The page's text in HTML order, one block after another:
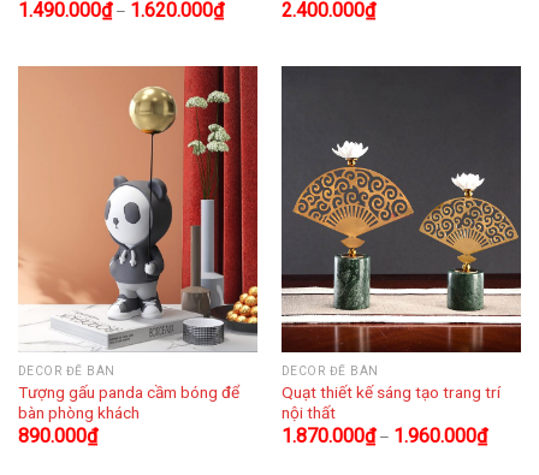
1.490.000₫– 1.620.000₫ 2.400.000₫
DECOR ĐỂ BÀN
Tượng gấu panda cầm bóng để
bàn phòng khách
890.000₫
DECOR ĐỂ BÀN
Quạt thiết kế sáng tạo trang trí
nội thất
1.870.000₫– 1.960.000₫